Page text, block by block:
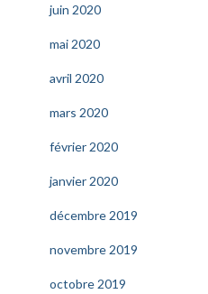
juin 2020
mai 2020
avril 2020
mars 2020
février 2020
janvier 2020
décembre 2019
novembre 2019
octobre 2019